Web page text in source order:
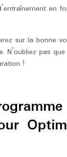
en
sur la bonne
pas
!